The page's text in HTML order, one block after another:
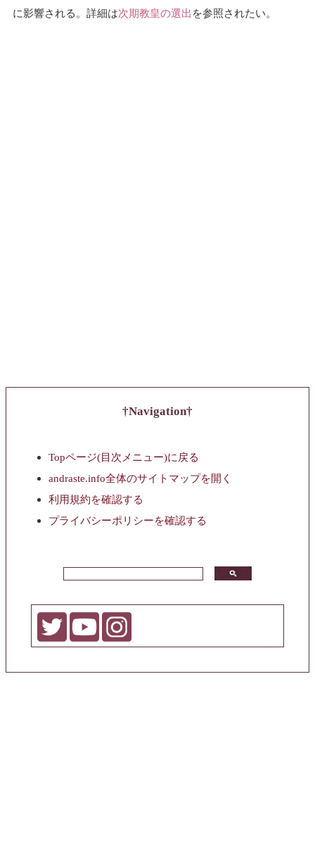
に影響される。詳細は次期教皇の選出 を参照されたい。
Navigation
Topページ(目次メニュー)に戻る
andraste.info全体のサイトマップを開く
利用規約を確認する
プライバシーポリシーを確認する